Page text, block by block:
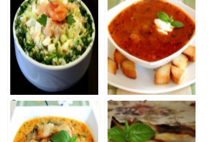
гренками
медово-соевом
соусе
Салат из семги с
зеленью
Суп из рыбных
консервов в
томатном соусе